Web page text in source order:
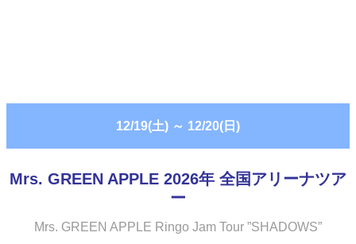
12/19(土) ～ 12/20(日)
Mrs. GREEN APPLE 2026年 全国アリーナツア
ー
Mrs. GREEN APPLE Ringo Jam Tour ”SHADOWS”